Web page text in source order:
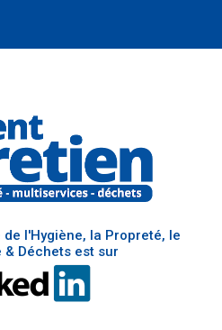
l'Hygiène, la Propreté, le
& Déchets est sur